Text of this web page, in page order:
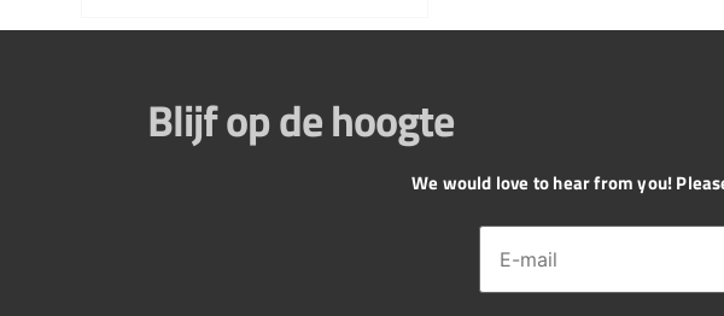
Blijf op de hoogte
We would love to hear from you!